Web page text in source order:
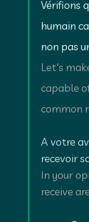
Vérifions
humain
non pas
Let's
capable
common
A votre
recevoir
In your
receive